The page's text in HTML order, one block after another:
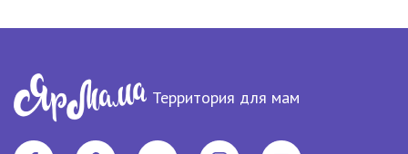
Территория для мам